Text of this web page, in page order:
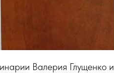
Валерия Глущенко и